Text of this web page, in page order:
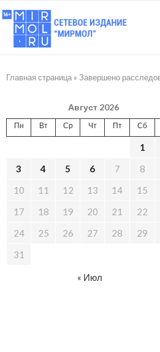
Главная страница » Завершено
Август 2026
Пн Вт Ср Чт Пт Сб
1
3
4 5 6 7 8
10
11 12 13 14 15
17
18 19 20 21 22
24
25 26 27 28 29
31
« Июл